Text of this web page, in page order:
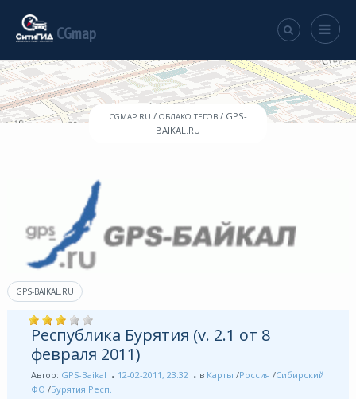
CGmap
CGMAP.RU / ОБЛАКО ТЕГОВ/ GPS-
BAIKAL.RU
GPS-BAIKAL.RU
Республика Бурятия (v. 2.1 от 8
февраля 2011)
Автор: GPS-Baikal 12-02-2011, 23:32 в Карты /Россия /Сибирский
ФО /Бурятия Респ.